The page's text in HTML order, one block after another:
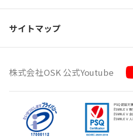
サイトマップ
株式会社OSK 公式Youtube